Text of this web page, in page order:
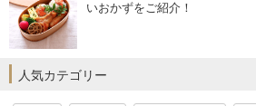
いおかずをご紹介！
人気カテゴリー